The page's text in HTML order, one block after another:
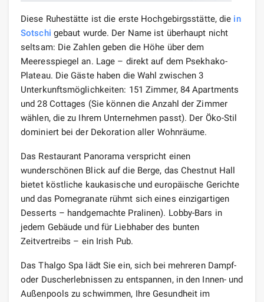
Diese Ruhestätte ist die erste Hochgebirgsstätte, die in
Sotschi gebaut wurde. Der Name ist überhaupt nicht
seltsam: Die Zahlen geben die Höhe über dem
Meeresspiegel an. Lage – direkt auf dem Psekhako-
Plateau. Die Gäste haben die Wahl zwischen 3
Unterkunftsmöglichkeiten: 151 Zimmer, 84 Apartments
und 28 Cottages (Sie können die Anzahl der Zimmer
wählen, die zu Ihrem Unternehmen passt). Der Öko-Stil
dominiert bei der Dekoration aller Wohnräume.
Das Restaurant Panorama verspricht einen
wunderschönen Blick auf die Berge, das Chestnut Hall
bietet köstliche kaukasische und europäische Gerichte
und das Pomegranate rühmt sich eines einzigartigen
Desserts – handgemachte Pralinen). Lobby-Bars in
jedem Gebäude und für Liebhaber des bunten
Zeitvertreibs – ein Irish Pub.
Das Thalgo Spa lädt Sie ein, sich bei mehreren Dampf-
oder Duscherlebnissen zu entspannen, in den Innen- und
Außenpools zu schwimmen, Ihre Gesundheit im